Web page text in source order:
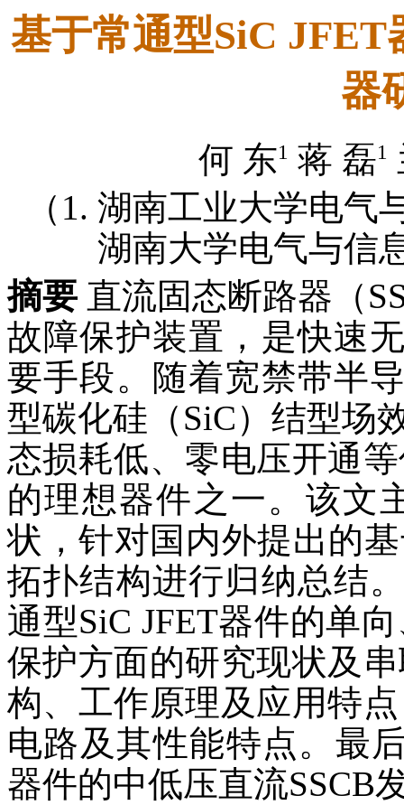
基于常通型SiC
器
何 东1 蒋 磊1
（1. 湖南工业大学电气
湖南大学电气与信
摘要 直流固态断路器（
故障保护装置，是快速
要手段。随着宽禁带半
型碳化硅（SiC）结型场
态损耗低、零电压开通
的理想器件之一。该文
状，针对国内外提出的
拓扑结构进行归纳总结
通型SiC JFET器件的单
保护方面的研究现状及
构、工作原理及应用特
电路及其性能特点。最
器件的中低压直流SSCB